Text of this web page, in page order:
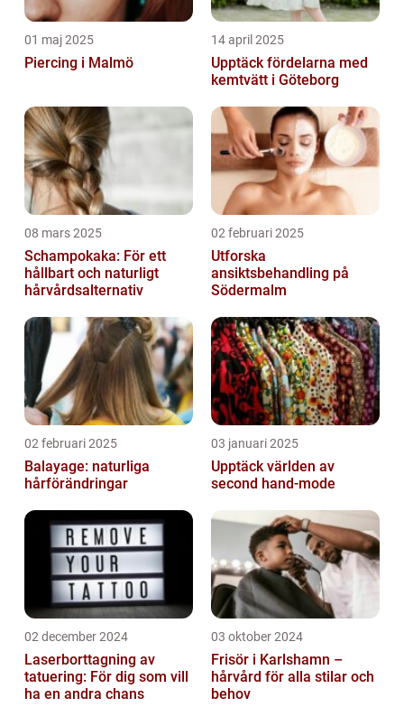
01 maj 2025
Piercing i Malmö
14 april 2025
Upptäck fördelarna med
kemtvätt i Göteborg
08 mars 2025
Schampokaka: För ett
hållbart och naturligt
hårvårdsalternativ
02 februari 2025
Utforska
ansiktsbehandling på
Södermalm
02 februari 2025
Balayage: naturliga
hårförändringar
03 januari 2025
Upptäck världen av
second hand-mode
02 december 2024
Laserborttagning av
tatuering: För dig som vill
ha en andra chans
03 oktober 2024
Frisör i Karlshamn –
hårvård för alla stilar och
behov